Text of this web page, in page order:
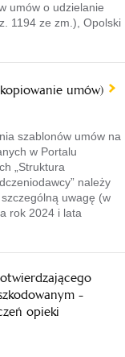
umów o udzielanie
1194 ze zm.), Opolski
umów)
szablonów umów na
w Portalu
„Struktura
należy
uwagę (w
rok 2024 i lata
-
opieki